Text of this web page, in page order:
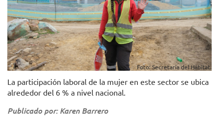
Foto: Secretaría del Hábitat.
La participación laboral de la mujer en este sector se ubica
alrededor del 6 % a nivel nacional.
Publicado por: Karen Barrero